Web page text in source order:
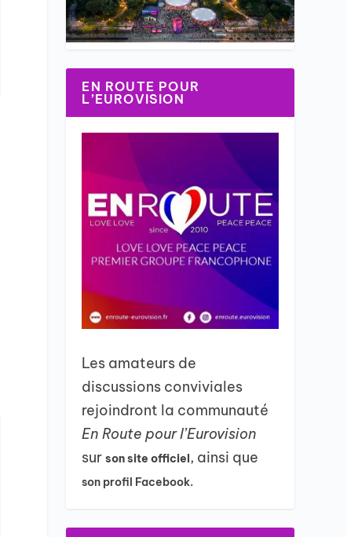
EN ROUTE POUR
L’EUROVISION
Les amateurs de
discussions conviviales
rejoindront la communauté
En Route pour l’Eurovision
surson site officiel, ainsi que
son profil Facebook.